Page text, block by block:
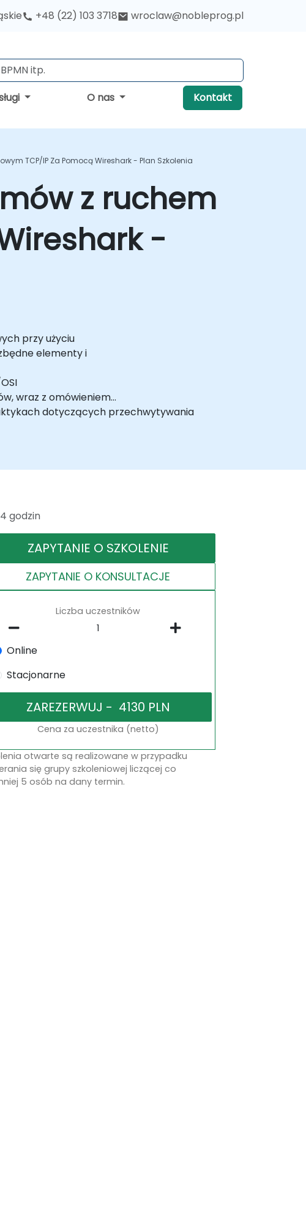
+48 (22) 103 3718 wroclaw@nobleprog.pl
O nas Kontakt
TCP/IP Za Pomocą Wireshark - Plan Szkolenia
z ruchem
-
przy użyciu
elementy i
wraz z omówieniem
dotyczących przechwytywania
wiedzę na temat współczesnych sieci
godzin
ZAPYTANIE O SZKOLENIE
ZAPYTANIE O KONSULTACJE
Liczba uczestników
Online
Stacjonarne
Cena za uczestnika (netto)
otwarte są realizowane w przypadku
się grupy szkoleniowej liczącej co
5 osób na dany termin.